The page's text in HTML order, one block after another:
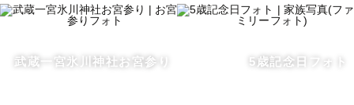
たり、あっという間に使わなくなった哺乳瓶など、もっと
せっかく私を呼んでいただけるのであれば、そんなシーン
武蔵一宮氷川神社お宮参り 5歳記念日フォト